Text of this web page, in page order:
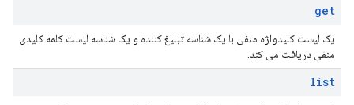
get
یک لیست کلیدواژه منفی با یک شناسه تبلیغ کننده و یک شناسه لیست کلمه کلیدی
منفی دریافت می کند.
list